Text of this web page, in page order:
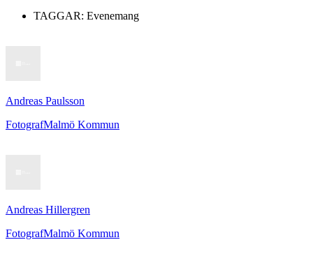
TAGGAR: Evenemang
Andreas Paulsson
FotografMalmö Kommun
Andreas Hillergren
FotografMalmö Kommun